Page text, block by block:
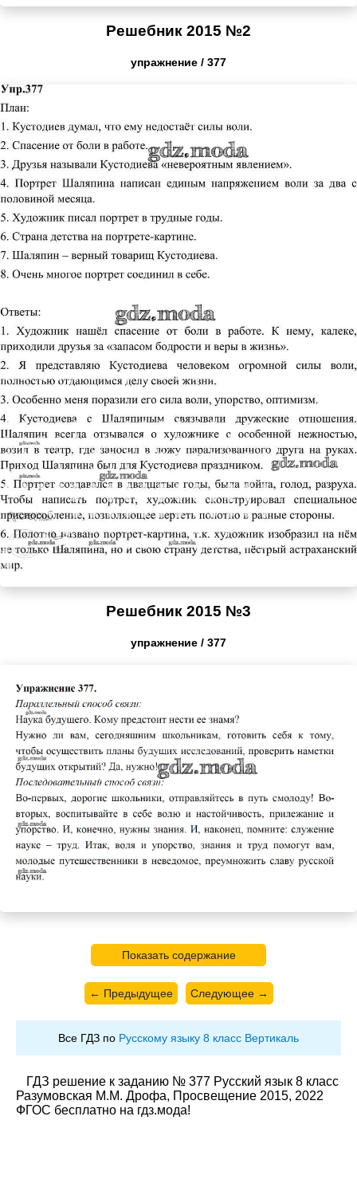
Решебник 2015 №2
упражнение / 377
Решебник 2015 №3
упражнение / 377
Показать содержание
← Предыдущее Следующее →
Все ГДЗ по Русскому языку 8 класс Вертикаль
ГДЗ решение к заданию № 377 Русский язык 8 класс
Разумовская М.М. Дрофа, Просвещение 2015, 2022
ФГОС бесплатно на гдз.мода!